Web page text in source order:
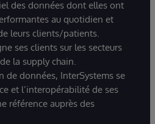
des données dont elles ont
au quotidien et
leurs clients/patients.
ses clients sur les secteurs
la supply chain.
de données, InterSystems se
et l’interopérabilité de ses
référence auprès des